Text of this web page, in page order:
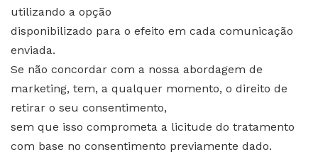
utilizando a opção
disponibilizado para o efeito em cada comunicação
enviada.
Se não concordar com a nossa abordagem de
marketing, tem, a qualquer momento, o direito de
retirar o seu consentimento,
sem que isso comprometa a licitude do tratamento
com base no consentimento previamente dado.